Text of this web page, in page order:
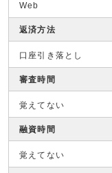
Web
返済方法
口座引き落とし
審査時間
覚えてない
融資時間
覚えてない